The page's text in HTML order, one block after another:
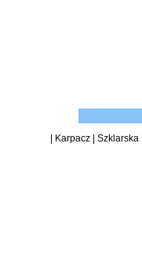
Karpacz| Szklarska